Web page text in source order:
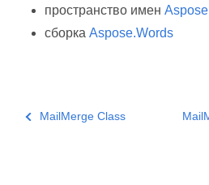
пространство имен
сборка Aspose.Words
MailMerge Class